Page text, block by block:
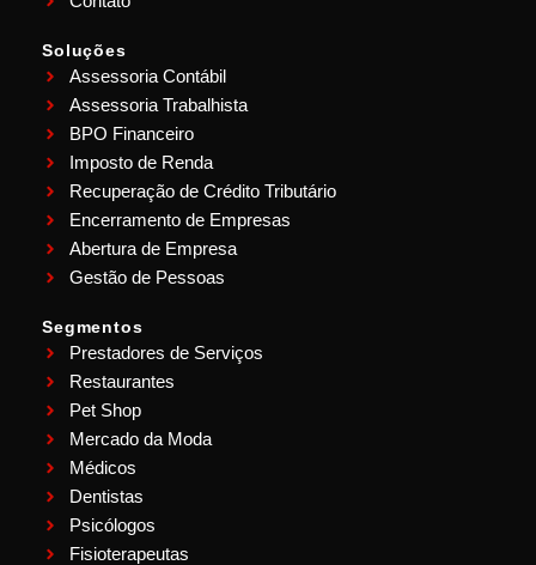
Soluções
Assessoria Contábil
Assessoria Trabalhista
BPO Financeiro
Imposto de Renda
Recuperação de Crédito Tributário
Encerramento de Empresas
Abertura de Empresa
Gestão de Pessoas
Segmentos
Prestadores de Serviços
Restaurantes
Pet Shop
Mercado da Moda
Médicos
Dentistas
Psicólogos
Fisioterapeutas